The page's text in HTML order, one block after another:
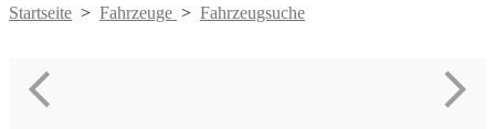
Startseite > Fahrzeuge > Fahrzeugsuche